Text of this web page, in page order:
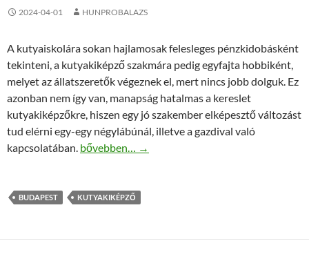
2024-04-01 HUNPROBALAZS
A kutyaiskolára sokan hajlamosak felesleges pénzkidobásként
tekinteni, a kutyakiképző szakmára pedig egyfajta hobbiként,
melyet az állatszeretők végeznek el, mert nincs jobb dolguk. Ez
azonban nem így van, manapság hatalmas a kereslet
kutyakiképzőkre, hiszen egy jó szakember elképesztő változást
tud elérni egy-egy négylábúnál, illetve a gazdival való
kapcsolatában. Milyen a jó kutyaiskola és kutyakiképző?
bővebben… →
BUDAPEST KUTYAKIKÉPZŐ